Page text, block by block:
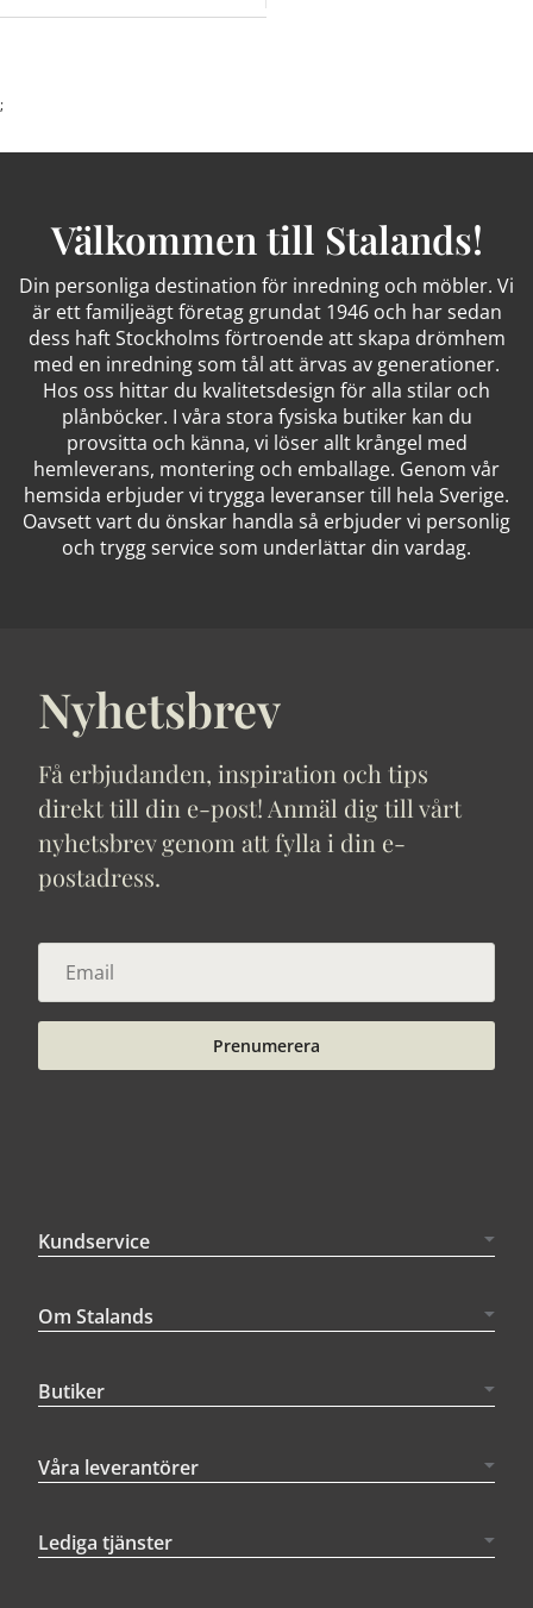
;
Välkommen till Stalands!
Din personliga destination för inredning och möbler. Vi
är ett familjeägt företag grundat 1946 och har sedan
dess haft Stockholms förtroende att skapa drömhem
med en inredning som tål att ärvas av generationer.
Hos oss hittar du kvalitetsdesign för alla stilar och
plånböcker. I våra stora fysiska butiker kan du
provsitta och känna, vi löser allt krångel med
hemleverans, montering och emballage. Genom vår
hemsida erbjuder vi trygga leveranser till hela Sverige.
Oavsett vart du önskar handla så erbjuder vi personlig
och trygg service som underlättar din vardag.
Nyhetsbrev
Få erbjudanden, inspiration och tips
direkt till din e-post! Anmäl dig till vårt
nyhetsbrev genom att fylla i din e-
postadress.
Prenumerera
Kundservice
Om Stalands
Butiker
Våra leverantörer
Lediga tjänster